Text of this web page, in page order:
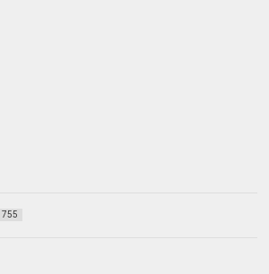
755